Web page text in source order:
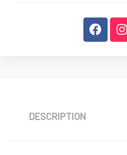
DESCRIPTION